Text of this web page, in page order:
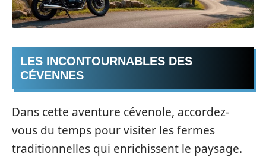
LES INCONTOURNABLES DES
CÉVENNES
Dans cette aventure cévenole, accordez-
vous du temps pour visiter les fermes
traditionnelles qui enrichissent le paysage.